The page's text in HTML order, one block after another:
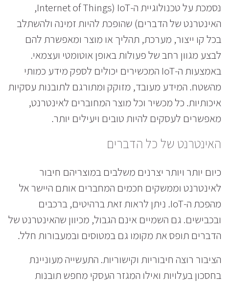
נסמכת על טכנולוגיית ה-IoT (Internet of Things,
האינטרנט של הדברים) שהופכת להיות זמינה ולהשתלב
בכל קו ייצור, מערכת, תהליך או מוצר ומאפשרת להם
לבצע מגוון רחב של פעולות באופן אוטומטי ועצמאי.
באמצעות ה-IoT המכשירים יכולים לספק מידע כמותי
מהשטח. המידע מעובד, מזוקק ומתורגם לתובנות עסקיות
איכותיות. כל מכשיר וכל מוצר המחוברים לאינטרנט,
מאפשרים לעסקים להיות טובים ויעילים יותר.
האינטרנט של כל הדברים
כיום יותר ויותר יצרנים משלבים במוצריהם חיבור
לאינטרנט וממשקים חכמים המחברים אותם היישר אל
מהפכת ה-IoT. ניתן לראות זאת ברהיטים, ברכבים
ובכבישים. גם השמיים אינם הגבול, מכיוון שהאינטרנט של
הדברים תופס את מקומו גם במטוסים ובמעבורות חלל.
הציבור רוצה חיבוריות וקישוריות. התעשייה מעוניינת
בחסכון בעלויות ואילו המגזר העסקי מחפש תובנות